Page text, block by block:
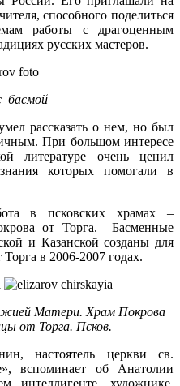
способного поделиться
работы с драгоценным
русских мастеров.
басмой
рассказать о нем, но был
При большом интересе
литературе очень ценил
которых помогали в
в псковских храмах –
от Торга. Басменные
и Казанской созданы для
в 2006-2007 годах.
Матери. Храм Покрова
от Торга. Псков.
настоятель церкви св.
вспоминает об Анатолии